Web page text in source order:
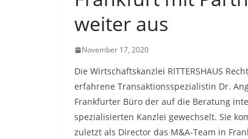
weiter aus
November 17, 2020
Die Wirtschaftskanzlei RITTERSHAUS
erfahrene Transaktionsspezialistin Dr.
Frankfurter Büro der auf die Beratung
spezialisierten Kanzlei gewechselt. Sie
zuletzt als Director das M&A-Team in